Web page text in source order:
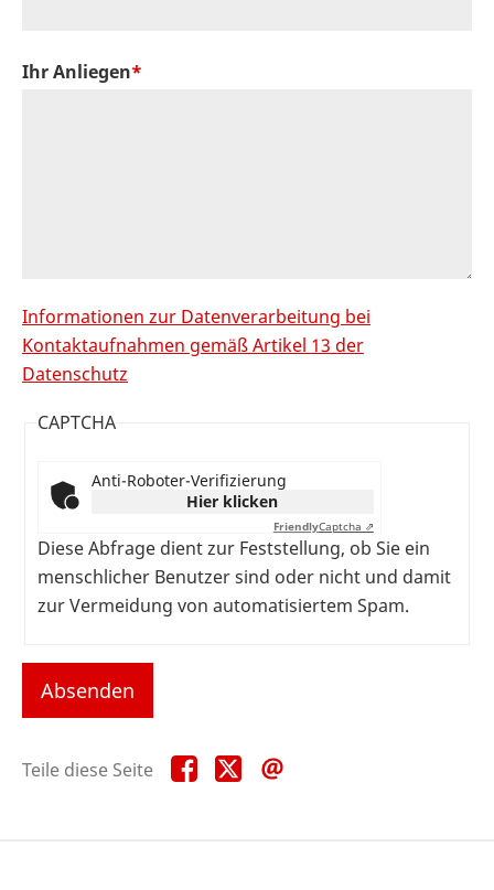
Ihr Anliegen
Informationen zur Datenverarbeitung bei
Kontaktaufnahmen gemäß Artikel 13 der
Datenschutz
CAPTCHA
Anti-Roboter-Verifizierung
Hier klicken
FriendlyCaptcha ⇗
Diese Abfrage dient zur Feststellung, ob Sie ein
menschlicher Benutzer sind oder nicht und damit
zur Vermeidung von automatisiertem Spam.
Teile diese Seite Teile
diese
Teile
diese